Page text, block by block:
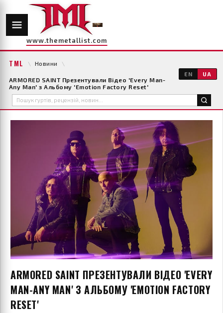
www.themetallist.com
TML \ Новини \
ARMORED SAINT Презентували Відео 'Every Man-
Any Man' з Альбому 'Emotion Factory Reset'
EN UA
ARMORED SAINT ПРЕЗЕНТУВАЛИ ВІДЕО 'EVERY
MAN-ANY MAN' З АЛЬБОМУ 'EMOTION FACTORY
RESET'